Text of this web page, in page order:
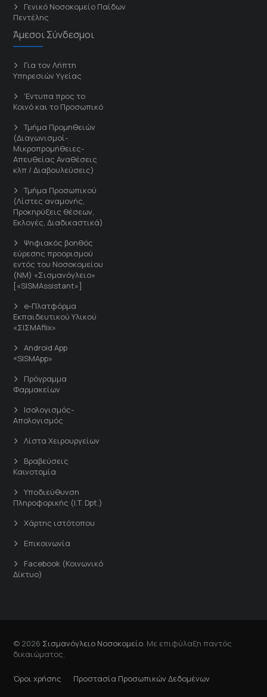
Γενικό Νοσοκομείο Παίδων
Πεντέλης
Άμεσοι Σύνδεσμοι
Για τον Λήπτη
Υπηρεσιών Υγείας
'Εντυπα προς το
Κοινό και το Προσωπικό
Τμήμα Προμηθειών
(Διαγωνισμοί-
Μικροπρομήθειες-
Απευθείας Αναθέσεις
κλπ / Διαβουλεύσεις)
Τμήμα Προσωπικού
(Λίστες αναμονής,
Προκηρύξεις θέσεων,
Εκλογές, Διαδικαστικά)
Ψηφιακός βοηθός
εύρεσης προορισμού
εντός του Νοσοκομείου
(ΝΜ) «Σισμανόγλειο»
[«SISMAssistant»]
e-Πλατφόρμα
Εκπαιδευτικού Υλικού
«ΣΙΣΜΑflix»
Android App
«SISMApp»
Πρόγραμμα
Φαρμακείων
Ισολογισμός-
Απολογισμός
Λίστα Χειρουργείων
Βραβεύσεις
Καινοτομία
Υποδιεύθυνση
Πληροφορικής (I.T. Dpt.)
Χάρτης ιστότοπου
Επικοινωνία
Facebook (Κοινωνικό
Δίκτυο)
© 2026 Σισμανόγλειο Νοσοκομείο . Με επιφύλαξη παντός
δικαιώματος.
Όροι χρήσης Προστασία Προσωπικών Δεδομένων